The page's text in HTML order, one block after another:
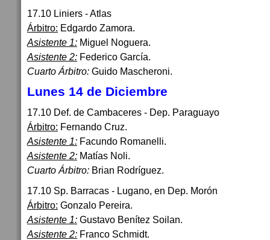
17.10 Liniers - Atlas
Árbitro: Edgardo Zamora.
Asistente 1: Miguel Noguera.
Asistente 2: Federico García.
Cuarto Árbitro: Guido Mascheroni.
Lunes 14 de Diciembre
17.10 Def. de Cambaceres - Dep. Paraguayo
Árbitro: Fernando Cruz.
Asistente 1: Facundo Romanelli.
Asistente 2: Matías Noli.
Cuarto Árbitro: Brian Rodríguez.
17.10 Sp. Barracas - Lugano, en Dep. Morón
Árbitro: Gonzalo Pereira.
Asistente 1: Gustavo Benítez Soilan.
Asistente 2: Franco Schmidt.